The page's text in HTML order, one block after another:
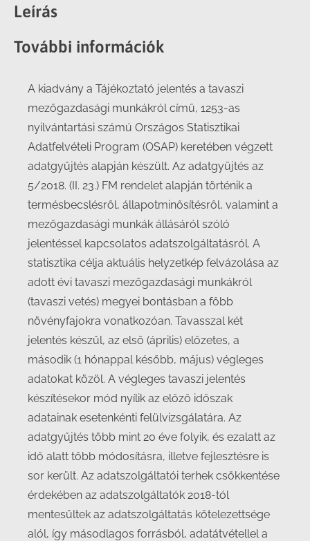
Facebook
X
Leírás
További információk
A kiadvány a Tájékoztató jelentés a tavaszi
mezőgazdasági munkákról című, 1253-as
nyilvántartási számú Országos Statisztikai
Adatfelvételi Program (OSAP) keretében végzett
adatgyűjtés alapján készült. Az adatgyűjtés az
5/2018. (II. 23.) FM rendelet alapján történik a
termésbecslésről, állapotminősítésről, valamint a
mezőgazdasági munkák állásáról szóló
jelentéssel kapcsolatos adatszolgáltatásról. A
statisztika célja aktuális helyzetkép felvázolása az
adott évi tavaszi mezőgazdasági munkákról
(tavaszi vetés) megyei bontásban a főbb
növényfajokra vonatkozóan. Tavasszal két
jelentés készül, az első (április) előzetes, a
második (1 hónappal később, május) végleges
adatokat közöl. A végleges tavaszi jelentés
készítésekor mód nyílik az előző időszak
adatainak esetenkénti felülvizsgálatára. Az
adatgyűjtés több mint 20 éve folyik, és ezalatt az
idő alatt több módosításra, illetve fejlesztésre is
sor került. Az adatszolgáltatói terhek csökkentése
érdekében az adatszolgáltatók 2018-tól
mentesültek az adatszolgáltatás kötelezettsége
alól, így másodlagos forrásból, adatátvétellel a